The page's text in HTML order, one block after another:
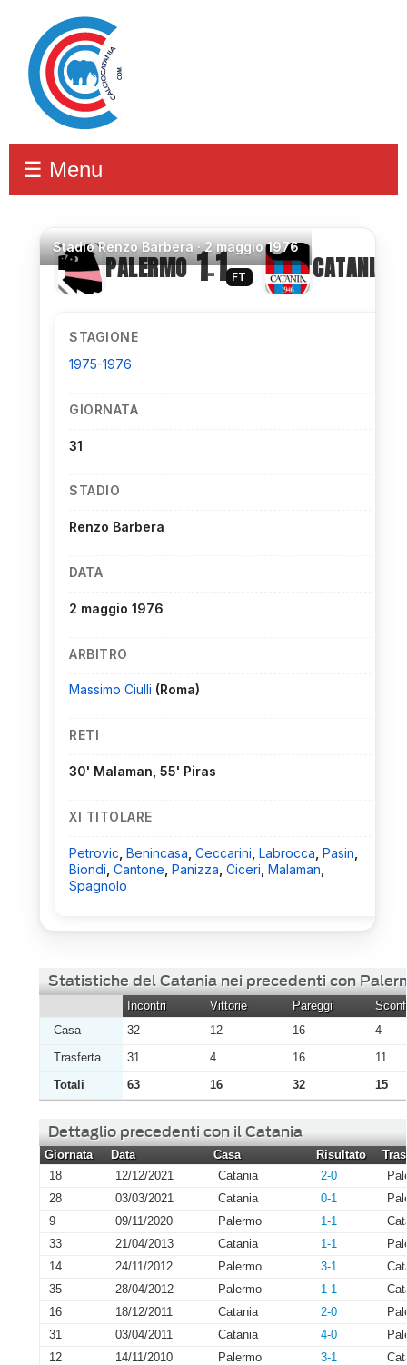
☰ Menu
StadioRenzo Barbera ·2 maggio 1976
PALERMO 1–1 FT CATANIA
STAGIONE
1975-1976
GIORNATA
31
STADIO
Renzo Barbera
DATA
2 maggio 1976
ARBITRO
Massimo Ciulli (Roma)
RETI
30' Malaman, 55' Piras
XI TITOLARE
Petrovic Benincasa Ceccarini Labrocca Pasin
Biondi Cantone Panizza Ciceri Malaman
Spagnolo
Statistiche del Catania nei precedenti con
Incontri Vittorie Pareggi
Casa
32 12 16
4
Trasferta
31 4 16
11
Totali
63 16 32 15
Dettaglio precedenti con il Catania
Giornata Data Casa Risultato
18
12/12/2021 Catania 2-0
28
03/03/2021 Catania 0-1
9
09/11/2020 Palermo 1-1
33
21/04/2013 Catania 1-1
14
24/11/2012 Palermo 3-1
35
28/04/2012 Palermo 1-1
16
18/12/2011 Catania 2-0
31
03/04/2011 Catania 4-0
12
14/11/2010 Palermo 3-1